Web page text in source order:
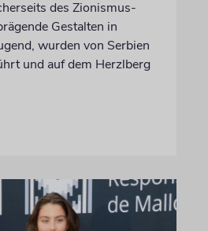
des Zionismus-
Gestalten in
wurden von Serbien
und auf dem Herzlberg